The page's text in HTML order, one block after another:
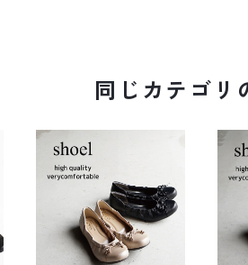
同じカテゴリ